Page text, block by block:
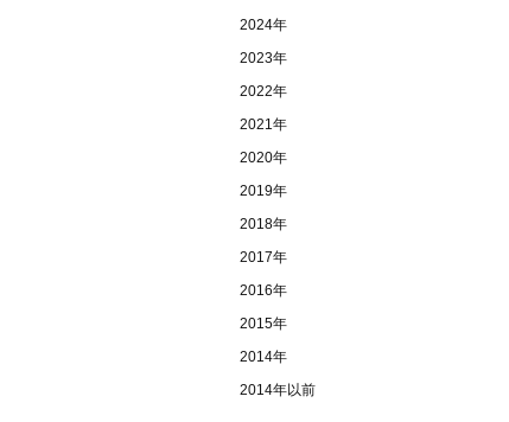
2024年
2023年
2022年
2021年
2020年
2019年
2018年
2017年
2016年
2015年
2014年
2014年以前